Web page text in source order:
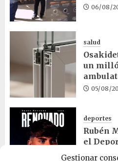
Gestionar
06/08/
salud
un
05/08/
deportes
Rubén
el